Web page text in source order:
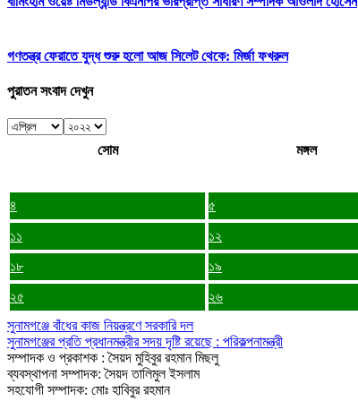
গণতন্ত্র ফেরাতে যুদ্ধ শুরু হলো আজ সিলেট থেকে: মির্জা ফখরুল
পুরাতন সংবাদ দেখুন
সোম মঙ্গল
৪
৫
১১
১২
১৮
১৯
২৫
২৬
সুনামগঞ্জে বাঁধের কাজ নিয়ন্ত্রণে সরকারি দল
সুনামগঞ্জের প্রতি প্রধানমন্ত্রীর সদয় দৃষ্টি রয়েছে : পরিকল্পনামন্ত্রী
সম্পাদক ও প্রকাশক : সৈয়দ মুহিবুর রহমান মিছলু
ব্যবস্থাপনা সম্পাদক: সৈয়দ তালিমুল ইসলাম
সহযোগী সম্পাদক: মোঃ হাবিবুর রহমান